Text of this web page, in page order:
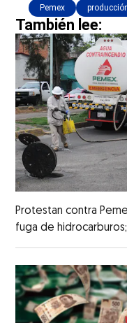
Pemex
También lee:
Protestan contra
fuga de